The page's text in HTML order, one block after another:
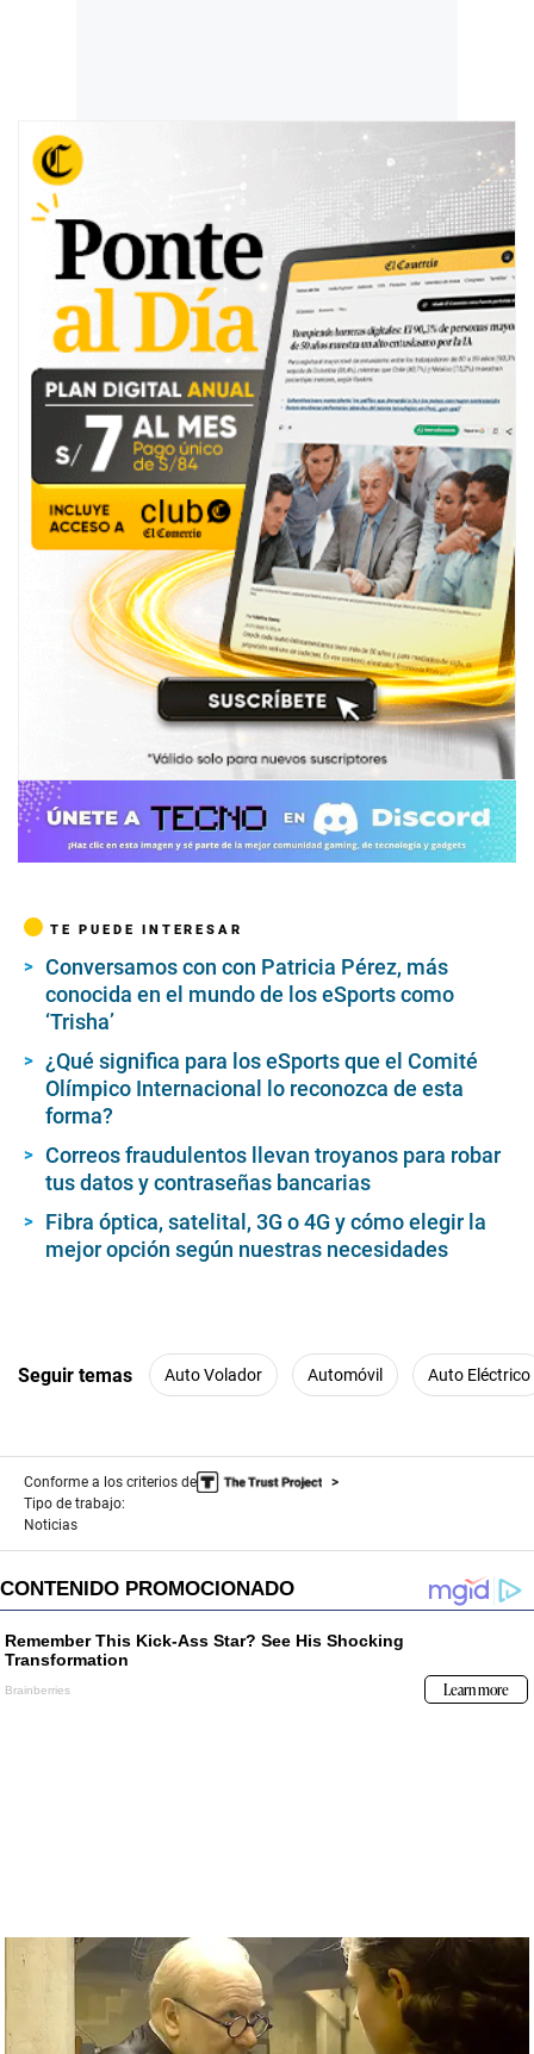
TE PUEDE INTERESAR
Conversamos con con Patricia Pérez, más
conocida en el mundo de los eSports como
‘Trisha’
¿Qué significa para los eSports que el Comité
Olímpico Internacional lo reconozca de esta
forma?
Correos fraudulentos llevan troyanos para robar
tus datos y contraseñas bancarias
Fibra óptica, satelital, 3G o 4G y cómo elegir la
mejor opción según nuestras necesidades
Seguir temas Auto Volador Automóvil Auto Eléctrico
Conforme a los criterios de
Tipo de trabajo:
Noticias